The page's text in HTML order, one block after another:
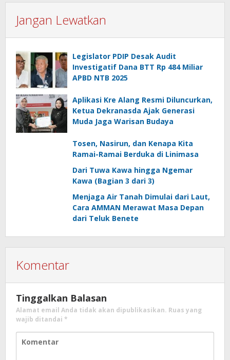
Jangan Lewatkan
Legislator PDIP Desak Audit
Investigatif Dana BTT Rp 484 Miliar
APBD NTB 2025
Aplikasi Kre Alang Resmi Diluncurkan,
Ketua Dekranasda Ajak Generasi
Muda Jaga Warisan Budaya
Tosen, Nasirun, dan Kenapa Kita
Ramai-Ramai Berduka di Linimasa
Dari Tuwa Kawa hingga Ngemar
Kawa (Bagian 3 dari 3)
Menjaga Air Tanah Dimulai dari Laut,
Cara AMMAN Merawat Masa Depan
dari Teluk Benete
Komentar
Tinggalkan Balasan
Alamat email Anda tidak akan dipublikasikan. Ruas yang
wajib ditandai *